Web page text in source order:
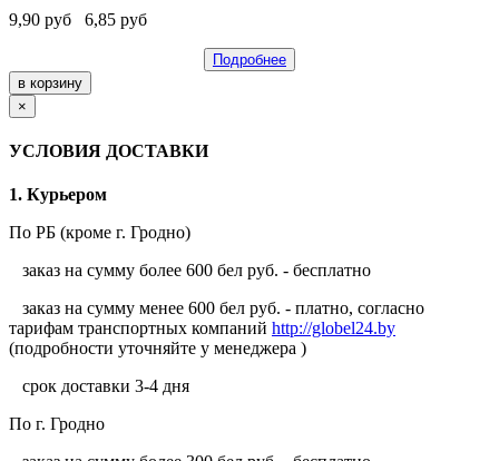
9,90 руб 6,85 руб
Подробнее
×
УСЛОВИЯ ДОСТАВКИ
1. Курьером
По РБ (кроме г. Гродно)
заказ на сумму более 600 бел руб. - бесплатно
заказ на сумму менее 600 бел руб. - платно, согласно
тарифам транспортных компаний http://globel24.by
(подробности уточняйте у менеджера )
срок доставки 3-4 дня
По г. Гродно